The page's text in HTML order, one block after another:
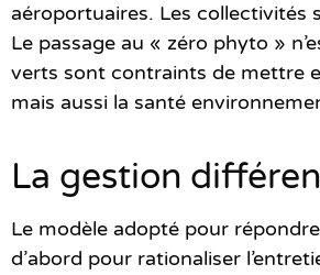
aéroportuaires. Les collectivités
Le passage au « zéro phyto »
verts sont contraints de mettre
mais aussi la santé
La gestion
Le modèle adopté pour
d’abord pour rationaliser